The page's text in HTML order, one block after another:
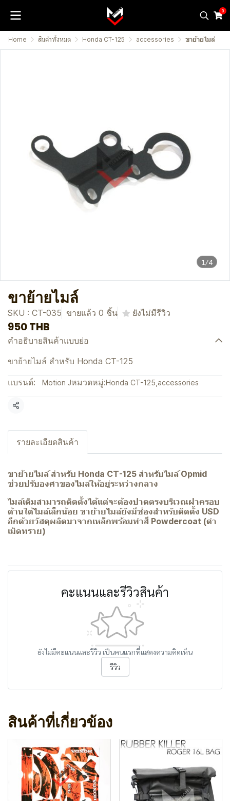
0
Home สินค้าทั้งหมด Honda CT-125 accessories ขาย้ายไมล์
1/4
ขาย้ายไมล์
SKU : CT-035 ขายแล้ว 0 ชิ้น ยังไม่มีรีวิว
950 THB
คำอธิบายสินค้าแบบย่อ
ขาย้ายไมล์ สำหรับ Honda CT-125
แบรนด์: Motion Jหมวดหมู่:Honda CT-125 accessories
แชร์
รายละเอียดสินค้า
ขาย้ายไมล์ สำหรับ Honda CT-125 สำหรับไมล์ Opmid
ช่วยปรับองศาของไมล์ให้อยู่ระหว่างกลาง
ไมล์เดิมสามารถติดตั้งได้แต่จะต้องปาดตรงบริเวณฝาครอบ
ด้านใต้ไมล์เล็กน้อย ขาย้ายไมล์ยังมีช่องสำหรับติดตั้ง USD
อีกด้วยวัสดุผลิตมาจากเหล็กพร้อมทำสี Powdercoat (ดำ
เม็ดทราย)
คะแนนและรีวิวสินค้า
ยังไม่มีคะแนนและรีวิว เป็นคนแรกที่แสดงความคิดเห็น
รีวิว
สินค้าที่เกี่ยวข้อง